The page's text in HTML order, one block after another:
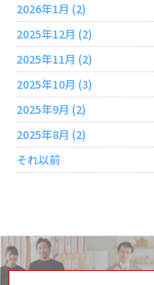
2026年1月 (2)
2025年12月 (2)
2025年11月 (2)
2025年10月 (3)
2025年9月 (2)
2025年8月 (2)
それ以前